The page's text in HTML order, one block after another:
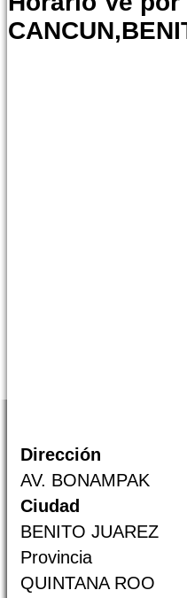
Dirección
AV. BONAMPAK
Ciudad
BENITO JUAREZ
Provincia
QUINTANA ROO